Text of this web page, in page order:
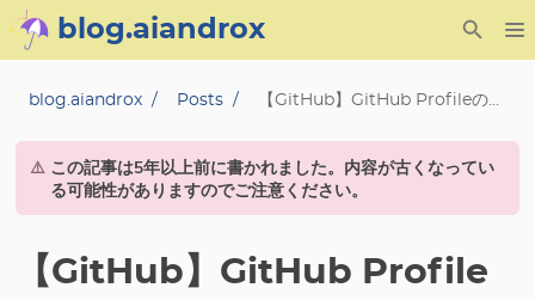
blog.aiandrox
About
Category
blog.aiandrox Posts 【GitHub】GitHub Profileのすゝめ
⚠️ この記事は5年以上前に書かれました。内容が古くなってい
る可能性がありますのでご注意ください。
【GitHub】GitHub Profile